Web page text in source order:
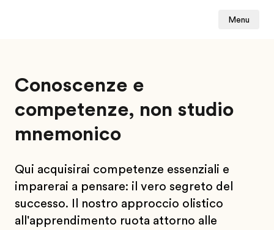
Menu
Conoscenze e
competenze, non studio
mnemonico
Qui acquisirai competenze essenziali e
imparerai a pensare: il vero segreto del
successo. Il nostro approccio olistico
all'apprendimento ruota attorno alle